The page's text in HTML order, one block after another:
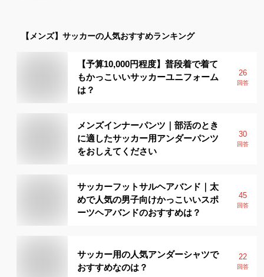
【メンズ】 サッカーの人気おすすめランキング
【予算10,000円程度】普段着で着て
もかっこいいサッカーユニフォーム
は？
26
回答
メンズインナーパンツ｜部活のとき
に適したサッカー用アンダーパンツ
をおしえてください
30
回答
サッカーフットサルヘアバンド｜太
めで人気の男子向けかっこいいスポ
ーツヘアバンドのおすすめは？
45
回答
サッカー用の人気アンダーシャツで
おすすめなのは？
22
回答